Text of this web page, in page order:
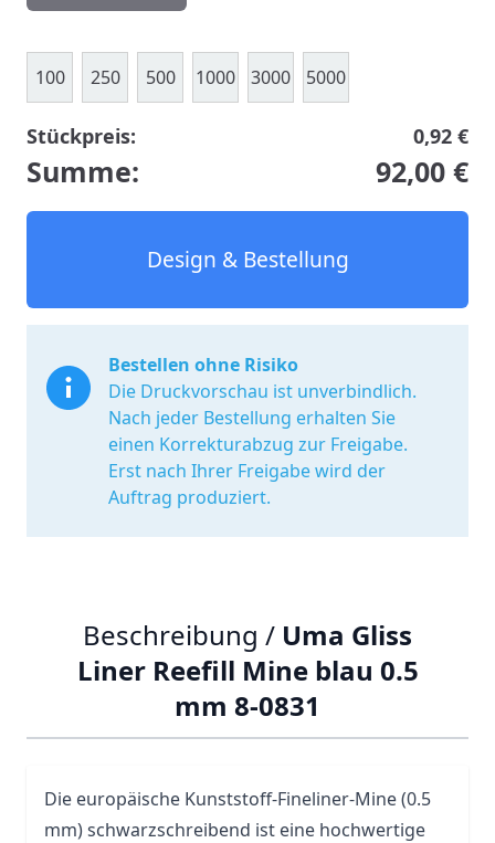
100 250 500 1000 3000 5000
Stückpreis: 0,92 €
Summe: 92,00 €
Design & Bestellung
Bestellen ohne Risiko
Die Druckvorschau ist unverbindlich.
Nach jeder Bestellung erhalten Sie
einen Korrekturabzug zur Freigabe.
Erst nach Ihrer Freigabe wird der
Auftrag produziert.
Beschreibung / Uma Gliss
Liner Reefill Mine blau 0.5
mm 8-0831
Die europäische Kunststoff-Fineliner-Mine (0.5
mm) schwarzschreibend ist eine hochwertige